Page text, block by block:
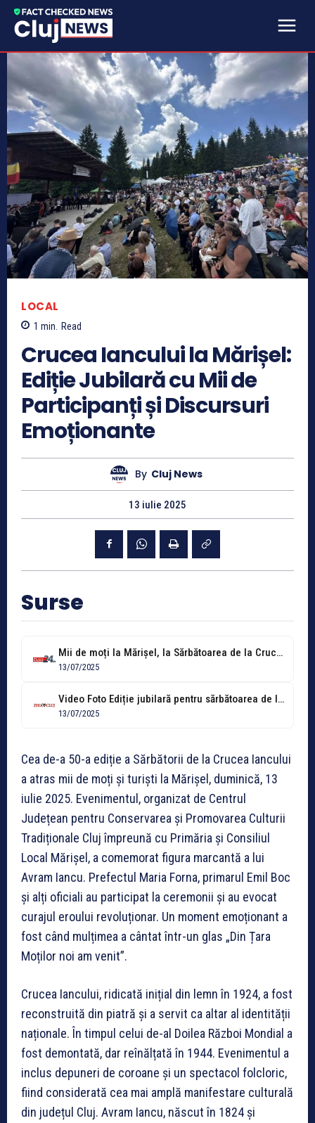
LOCAL
1 min. Read
Crucea Iancului la Mărișel:
Ediție Jubilară cu Mii de
Participanți și Discursuri
Emoționante
By Cluj News
13 iulie 2025
Surse
Mii de moți la Mărișel, la Sărbătoarea de la Crucea Iancului. Au...
13/07/2025
Video Foto Ediție jubilară pentru sărbătoarea de la Crucea Iancului. Primarul Boc:...
13/07/2025
Cea de-a 50-a ediție a Sărbătorii de la Crucea Iancului
a atras mii de moți și turiști la Mărișel, duminică, 13
iulie 2025. Evenimentul, organizat de Centrul
Județean pentru Conservarea și Promovarea Culturii
Tradiționale Cluj împreună cu Primăria și Consiliul
Local Mărișel, a comemorat figura marcantă a lui
Avram Iancu. Prefectul Maria Forna, primarul Emil Boc
și alți oficiali au participat la ceremonii și au evocat
curajul eroului revoluționar. Un moment emoționant a
fost când mulțimea a cântat într-un glas „Din Țara
Moților noi am venit”.
Crucea Iancului, ridicată inițial din lemn în 1924, a fost
reconstruită din piatră și a servit ca altar al identității
naționale. În timpul celui de-al Doilea Război Mondial a
fost demontată, dar reînălțată în 1944. Evenimentul a
inclus depuneri de coroane și un spectacol folcloric,
fiind considerată cea mai amplă manifestare culturală
din județul Cluj. Avram Iancu, născut în 1824 și